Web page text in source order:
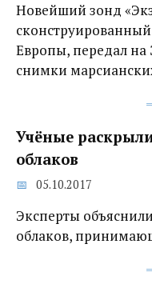
Новейший зонд
Европы, передал
снимки
Учёные
облаков
05.10.2017
Эксперты
облаков,